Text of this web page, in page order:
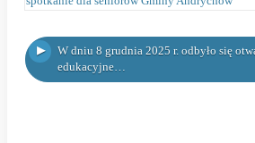
W dniu 8 grudnia 2025 r. odbyło się
edukacyjne…